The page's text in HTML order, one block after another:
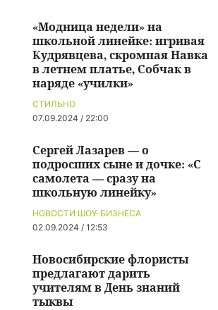
СТИЛЬНО
07.09.2024 / 22:00
«Модница недели» на
школьной линейке: игривая
Кудрявцева, скромная Навка
в летнем платье, Собчак в
наряде «училки»
НОВОСТИ ШОУ-БИЗНЕСА
02.09.2024 / 12:53
Сергей Лазарев — о
подросших сыне и дочке: «С
самолета — сразу на
школьную линейку»
Новосибирские флористы
предлагают дарить
учителям в День знаний
тыквы